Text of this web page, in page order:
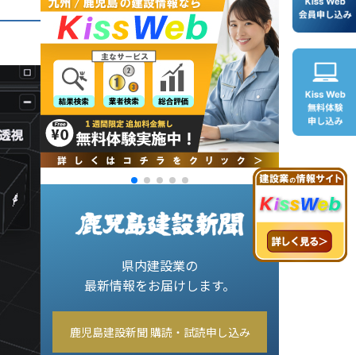
県内建設業の
最新情報をお届けします。
鹿児島建設新聞 購読・試読申し込み